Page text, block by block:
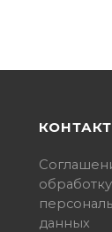
обработку
данных